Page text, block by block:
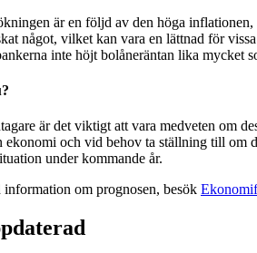
är en följd av den höga
något, vilket kan vara en lättnad för
inte höjt bolåneräntan lika mycket
är det viktigt att vara medveten om
ekonomi och vid behov ta ställning till om
under kommande år.
information om prognosen, besök